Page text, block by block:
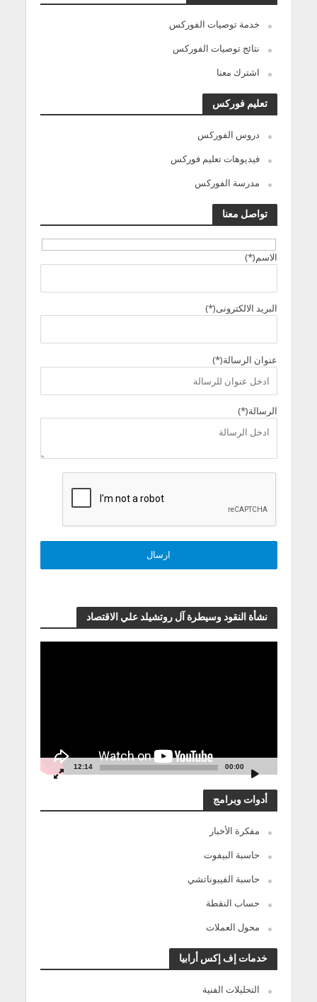
خدمة توصيات الفوركس
نتائج توصيات الفوركس
اشترك معنا
تعليم فوركس
دروس الفوركس
فيديوهات تعليم فوركس
مدرسة الفوركس
تواصل معنا
الاسم(*)
البريد الالكترونى(*)
عنوان الرسالة(*)
الرسالة(*)
نشأة النقود وسيطرة آل روتشيلد علي الاقتصاد
00:00
12:14
أدوات وبرامج
مفكرة الأخبار
حاسبة البيفوت
حاسبة الفيبوناتشي
حساب النقطة
محول العملات
خدمات إف إكس أرابيا
التحليلات الفنية